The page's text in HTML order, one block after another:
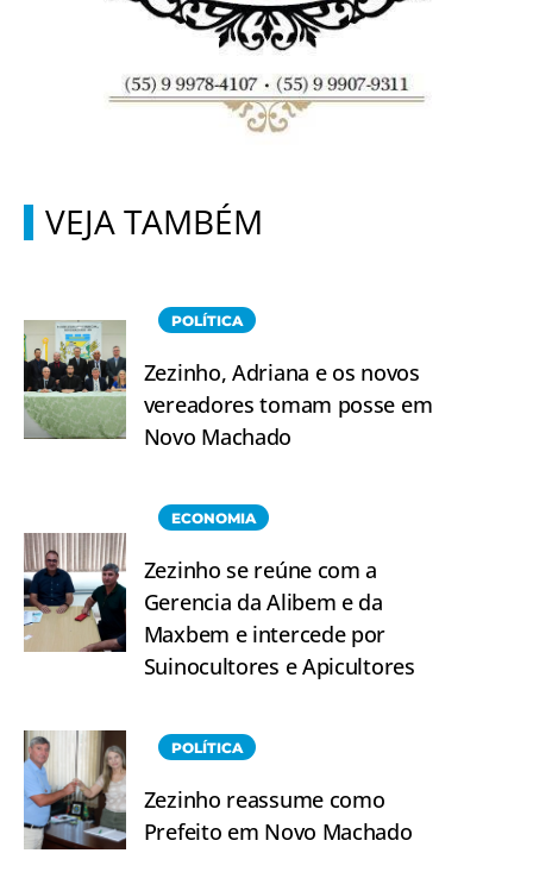
VEJA TAMBÉM
POLÍTICA
Zezinho, Adriana e os novos
vereadores tomam posse em
Novo Machado
ECONOMIA
Zezinho se reúne com a
Gerencia da Alibem e da
Maxbem e intercede por
Suinocultores e Apicultores
POLÍTICA
Zezinho reassume como
Prefeito em Novo Machado